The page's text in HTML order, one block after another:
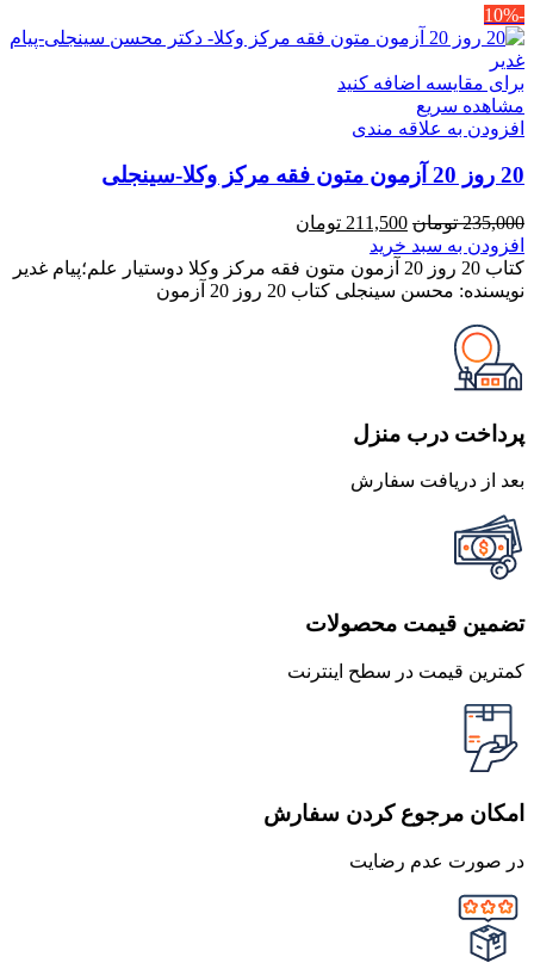
-10%
برای مقایسه اضافه کنید
مشاهده سریع
افزودن به علاقه مندی
20 روز 20 آزمون متون فقه مرکز وکلا-سینجلی
235,000 تومان قیمت
اصلی
235,000 تومان
بود.
211,500 تومان
211,500 تومان
است.
افزودن به سبد خرید
کتاب 20 روز 20 آزمون متون فقه مرکز وکلا دوستیار علم؛پیام غدیر
نویسنده: محسن سینجلی کتاب 20 روز 20 آزمون
پرداخت درب منزل
بعد از دریافت سفارش
تضمین قیمت محصولات
کمترین قیمت در سطح اینترنت
امکان مرجوع کردن سفارش
در صورت عدم رضایت